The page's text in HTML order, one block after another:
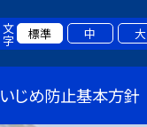
文字 標準 中 大
いじめ防止基本方針